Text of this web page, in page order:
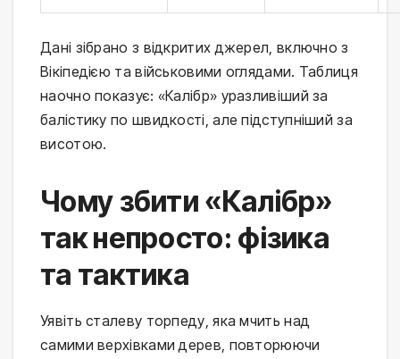
Дані зібрано з відкритих джерел, включно з
Вікіпедією та військовими оглядами. Таблиця
наочно показує: «Калібр» уразливіший за
балістику по швидкості, але підступніший за
висотою.
Чому збити «Калібр»
так непросто: фізика
та тактика
Уявіть сталеву торпеду, яка мчить над
самими верхівками дерев, повторюючи